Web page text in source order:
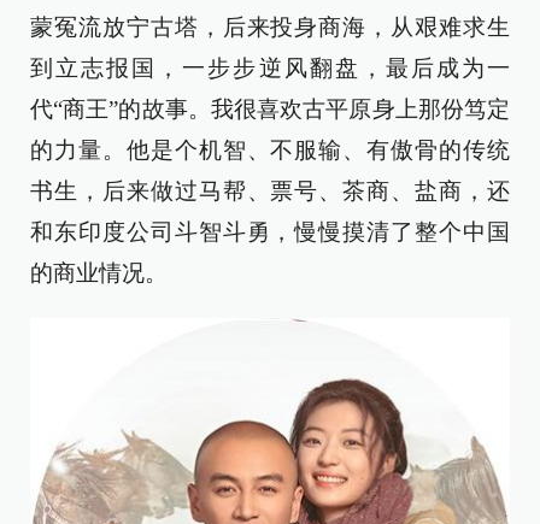
蒙冤流放宁古塔，后来投身商海，从艰难求生
到立志报国，一步步逆风翻盘，最后成为一
代“商王”的故事。我很喜欢古平原身上那份笃定
的力量。他是个机智、不服输、有傲骨的传统
书生，后来做过马帮、票号、茶商、盐商，还
和东印度公司斗智斗勇，慢慢摸清了整个中国
的商业情况。